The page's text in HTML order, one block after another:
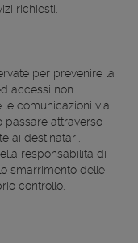
richiesti.
per prevenire la
accessi non
comunicazioni via
attraverso
ai destinatari.
responsabilità di
smarrimento delle
controllo.